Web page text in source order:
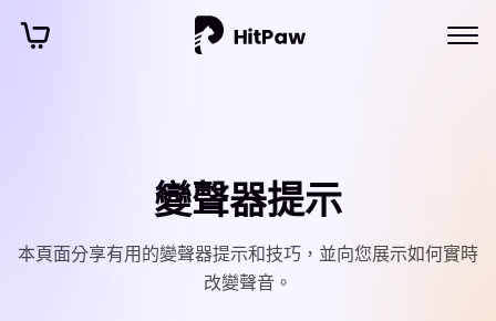
變聲器提示
本頁面分享有用的變聲器提示和技巧，並向您展示如何實時
改變聲音。